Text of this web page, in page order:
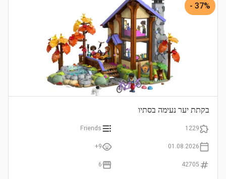
37% -
בקתת יער נעימה בסתיו
1229
Friends
01.08.2026
9+
42705
6